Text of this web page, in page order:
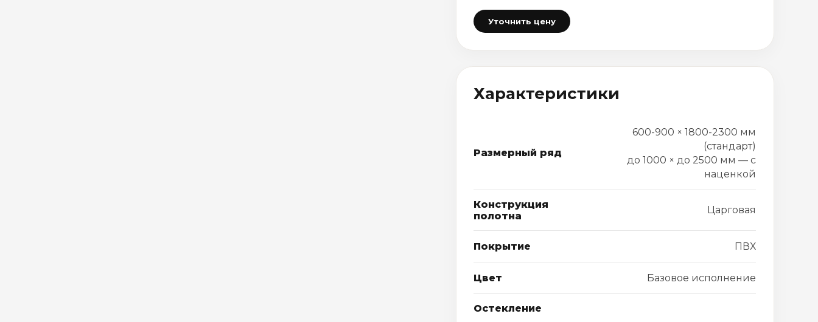
Уточнить цену
Характеристики
Размерный ряд
600-900 × 1800-2300 мм
(стандарт)
до 1000 × до 2500 мм — с
наценкой
Конструкция
полотна
Царговая
Покрытие ПВХ
Цвет Базовое исполнение
Остекление